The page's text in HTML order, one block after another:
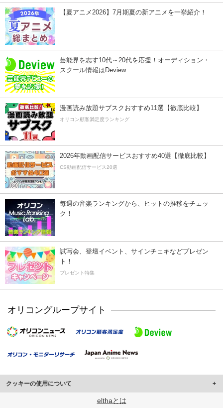
【夏アニメ2026】7月期夏の新アニメを一挙紹介！
芸能界を志す10代～20代を応援！オーディション・
スクール情報はDeview
漫画読み放題サブスクおすすめ11選【徹底比較】
オリコン顧客満足度ランキング
2026年動画配信サービスおすすめ40選【徹底比較】
CS動画配信サービス20選
毎週の音楽ランキングから、ヒットの推移をチェッ
ク！
試写会、登壇イベント、サインチェキなどプレゼン
ト！
プレゼント特集
オリコングループサイト
クッキーの使用について
このサイトでは Cookie を使用して、ユーザーに合わせたコンテンツや広告の
elthaとは